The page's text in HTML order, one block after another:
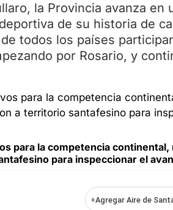
la Provincia avanza en
de su historia de
todos los países
por Rosario, y
para la competencia
para inspeccionar el
+Agregar Aire de